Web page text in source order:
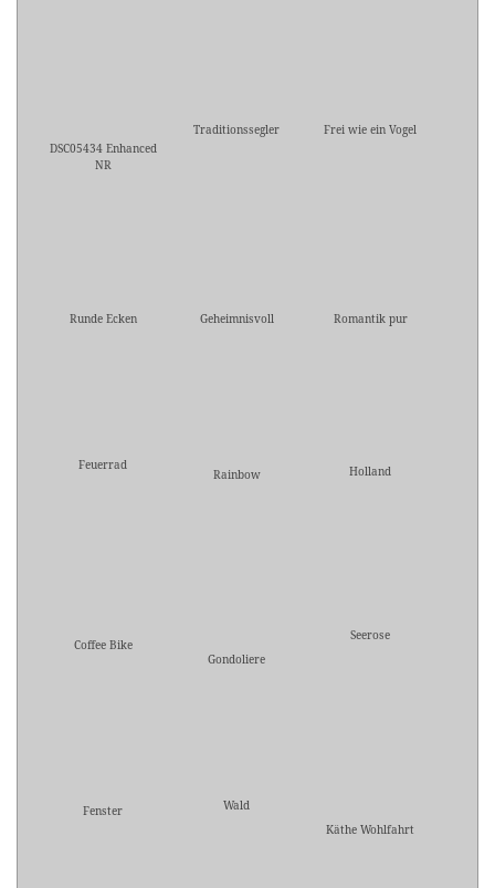
DSC05434 Enhanced
NR
Traditionssegler Frei wie ein Vogel
Runde Ecken Geheimnisvoll Romantik pur
Feuerrad
Rainbow Holland
Coffee Bike
Gondoliere
Seerose
Fenster
Wald
Käthe Wohlfahrt